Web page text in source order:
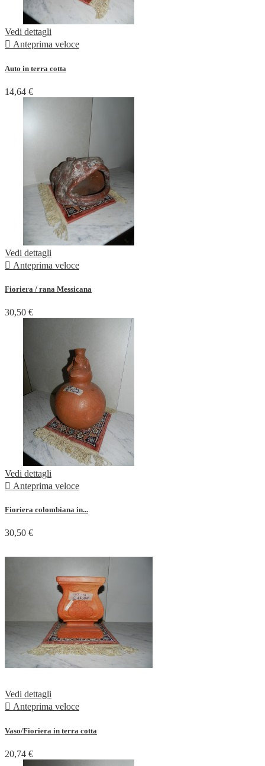
Vedi dettagli
 Anteprima veloce
Auto in terra cotta
14,64 €
Vedi dettagli
 Anteprima veloce
Fioriera / rana Messicana
30,50 €
Vedi dettagli
 Anteprima veloce
Fioriera colombiana in...
30,50 €
Vedi dettagli
 Anteprima veloce
Vaso/Fioriera in terra cotta
20,74 €